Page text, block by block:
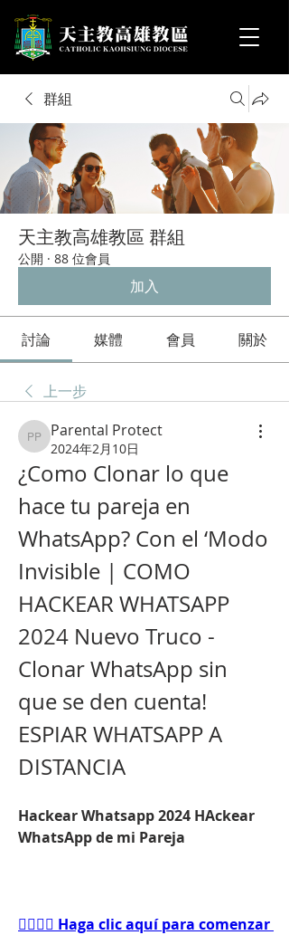
群組
天主教高雄教區 群組
公開 · 88 位會員
加入
討論 媒體 會員 關於
上一步
Parental Protect
Parental Protect
2024年2月10日
¿Como Clonar lo que
hace tu pareja en
WhatsApp? Con el ‘Modo
Invisible | COMO
HACKEAR WHATSAPP
2024 Nuevo Truco -
Clonar WhatsApp sin
que se den cuenta!
ESPIAR WHATSAPP A
DISTANCIA
Hackear Whatsapp 2024 HAckear
WhatsApp de mi Pareja
👉🏻👉🏻 Haga clic aquí para comenzar